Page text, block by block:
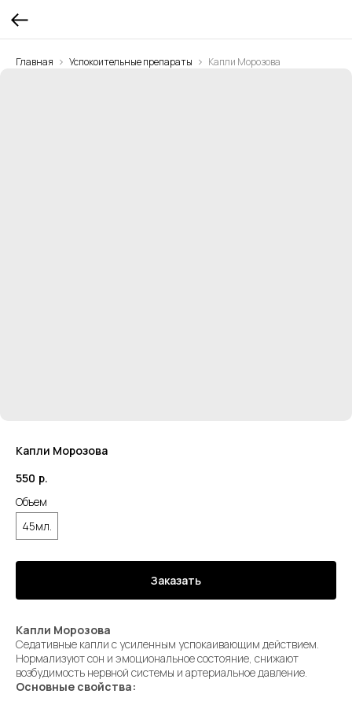
Главная Успокоительные препараты Капли Морозова
Капли Морозова
550 р.
Объем
45мл.
Заказать
Капли Морозова
Седативные капли с усиленным успокаивающим действием.
Нормализуют сон и эмоциональное состояние, снижают
возбудимость нервной системы и артериальное давление.
Основные свойства: